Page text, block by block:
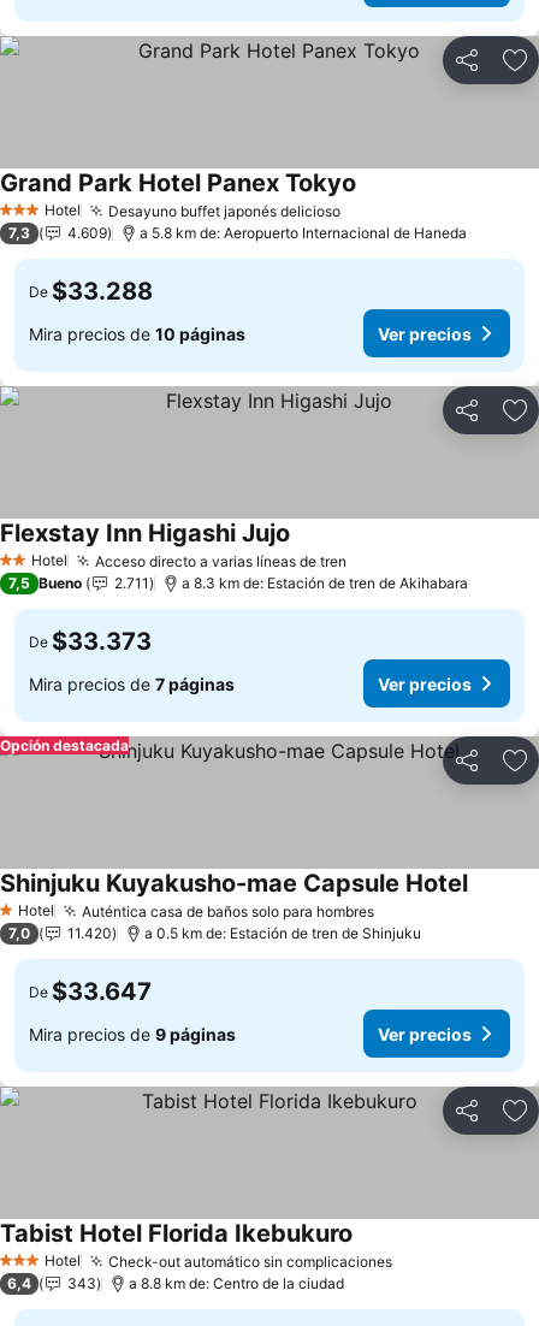
Compartir
3 Estrellas
Hotel Desayuno buffet japonés delicioso
Grand Park Hotel Panex Tokyo
7,3 4.609 a 5.8 km de: Aeropuerto Internacional de Haneda
De $33.288
Mira precios de 10 páginas Ver precios
Compartir
2 Estrellas
Hotel Acceso directo a varias líneas de tren
Flexstay Inn Higashi Jujo
7,5 Bueno 2.711 a 8.3 km de: Estación de tren de Akihabara
De $33.373
Mira precios de 7 páginas Ver precios
Compartir
Opción destacada
1 Estrellas
Hotel Auténtica casa de baños solo para hombres
Shinjuku Kuyakusho-mae Capsule Hotel
7,0 11.420 a 0.5 km de: Estación de tren de Shinjuku
De $33.647
Mira precios de 9 páginas Ver precios
Compartir
3 Estrellas
Hotel Check-out automático sin complicaciones
Tabist Hotel Florida Ikebukuro
6,4 343 a 8.8 km de: Centro de la ciudad